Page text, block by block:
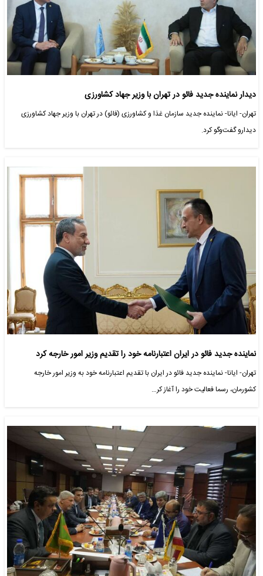
دیدار نماینده جدید فائو در تهران با وزیر جهاد کشاورزی
تهران- ایانا- نماینده جدید سازمان غذا ‌و کشاورزی (فائو) در تهران با وزیر جهاد کشاورزی
دیدارو گفت‌و‌گو کرد.
نماینده جدید فائو در ایران اعتبارنامه خود را تقدیم وزیر امور خارجه کرد
تهران- ایانا- نماینده جدید فائو در ایران با تقدیم اعتبارنامه خود به وزیر امور خارجه
کشورمان، رسما فعالیت خود را آغاز کر…